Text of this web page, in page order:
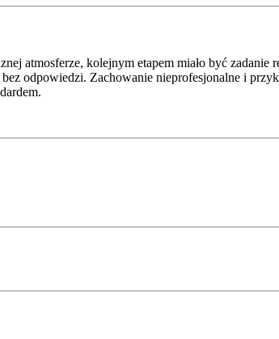
atmosferze, kolejnym etapem miało być zadanie
odpowiedzi. Zachowanie nieprofesjonalne i